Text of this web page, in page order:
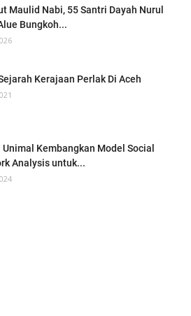
Maulid Nabi, 55 Santri Dayah Nurul
Bungkoh...
Kerajaan Perlak Di Aceh
Unimal Kembangkan Model Social
Analysis untuk...